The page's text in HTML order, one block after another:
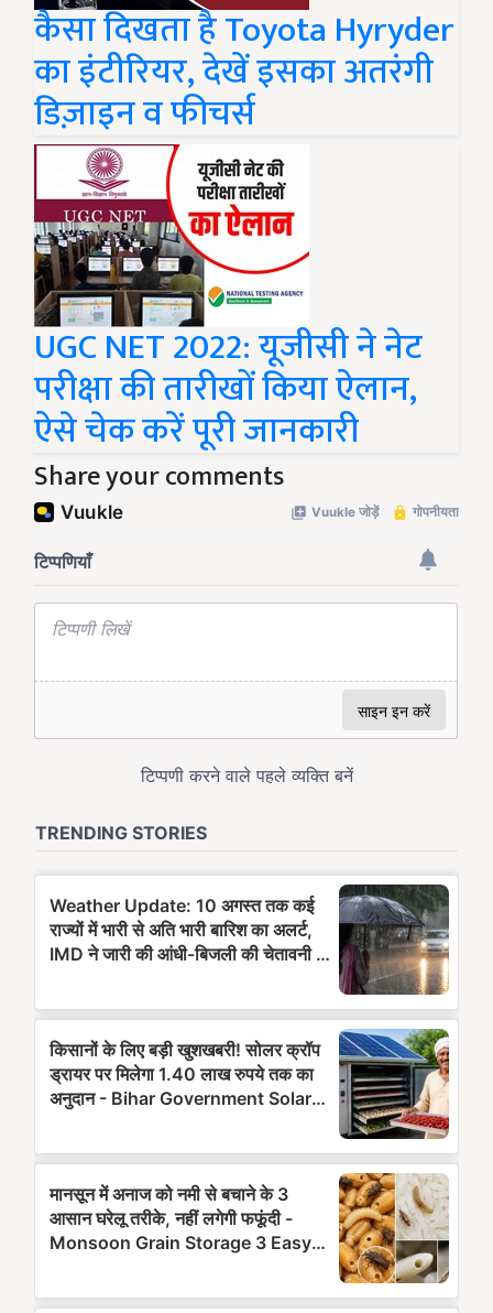
कैसा दिखता है Toyota Hyryder
का इंटीरियर, देखें इसका अतरंगी
डिज़ाइन व फीचर्स
UGC NET 2022: यूजीसी ने नेट
परीक्षा की तारीखों किया ऐलान,
ऐसे चेक करें पूरी जानकारी
Share your comments